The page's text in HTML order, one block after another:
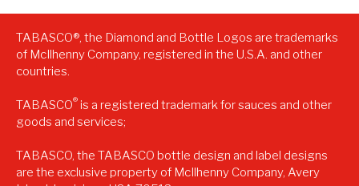
TABASCO®, the Diamond and Bottle Logos are trademarks
of McIlhenny Company, registered in the U.S.A. and other
countries.
TABASCO® is a registered trademark for sauces and other
goods and services;
TABASCO, the TABASCO bottle design and label designs
are the exclusive property of McIlhenny Company, Avery